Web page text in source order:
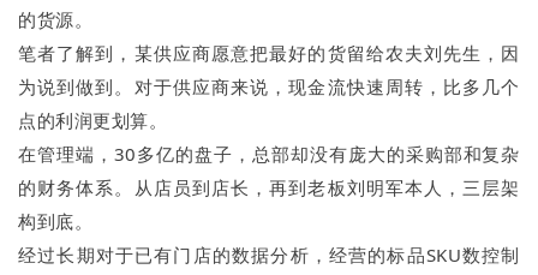
的货源。
笔者了解到，某供应商愿意把最好的货留给农夫刘先生，因
为说到做到。对于供应商来说，现金流快速周转，比多几个
点的利润更划算。
在管理端，30多亿的盘子，总部却没有庞大的采购部和复杂
的财务体系。从店员到店长，再到老板刘明军本人，三层架
构到底。
经过长期对于已有门店的数据分析，经营的标品SKU数控制